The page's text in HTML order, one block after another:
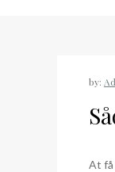
by:
At få